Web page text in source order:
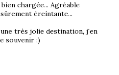
chargée... Agréable
éreintante...
très jolie destination, j'en
souvenir :)